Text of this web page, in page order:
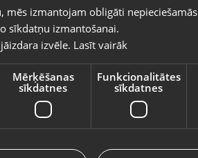
(Garantija 24 mēneši)
attēlots izvēlētajā valodā
izmantojam obligāti
sīkdatņu izmantošanai.
izvēle. Lasīt vairāk
Mērķēšanas
sīkdatnes
Funkcionalitātes
sīkdatnes